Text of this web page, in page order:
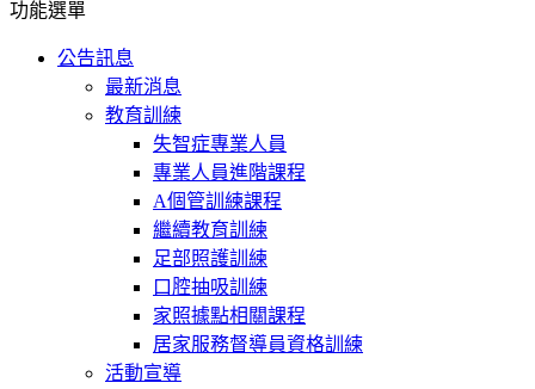
功能選單
公告訊息
最新消息
教育訓練
失智症專業人員
專業人員進階課程
A個管訓練課程
繼續教育訓練
足部照護訓練
口腔抽吸訓練
家照據點相關課程
居家服務督導員資格訓練
活動宣導